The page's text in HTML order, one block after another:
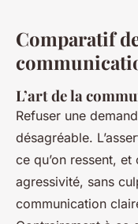
Comparatif
L’art de la
Refuser une
désagréable.
ce qu’on ressent,
agressivité, sans
communication